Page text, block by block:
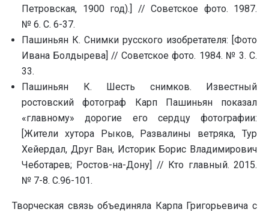
Петровская, 1900 год).] // Советское фото. 1987.
№ 6. С. 6-37.
Пашиньян К. Снимки русского изобретателя: [Фото
Ивана Болдырева] // Советское фото. 1984. № 3. С.
33.
Пашиньян К. Шесть снимков. Известный
ростовский фотограф Карп Пашиньян показал
«главному» дорогие его сердцу фотографии:
[Жители хутора Рыков, Развалины ветряка, Тур
Хейердал, Друг Ван, Историк Борис Владимирович
Чеботарев; Ростов-на-Дону] // Кто главный. 2015.
№ 7-8. С.96-101.
Творческая связь объединяла Карпа Григорьевича с